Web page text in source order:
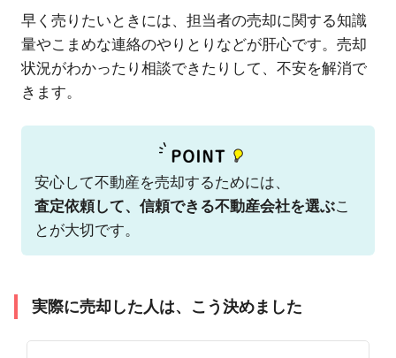
早く売りたいときには、担当者の売却に関する知識
量やこまめな連絡のやりとりなどが肝心です。売却
状況がわかったり相談できたりして、不安を解消で
きます。
安心して不動産を売却するためには、
査定依頼して、信頼できる不動産会社を選ぶこ
とが大切です。
実際に売却した人は、こう決めました